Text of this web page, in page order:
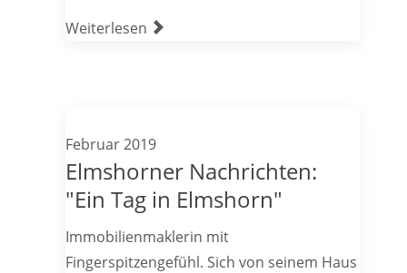
Weiterlesen
Februar 2019
Elmshorner Nachrichten:
"Ein Tag in Elmshorn"
Immobilienmaklerin mit
Fingerspitzengefühl. Sich von seinem Haus